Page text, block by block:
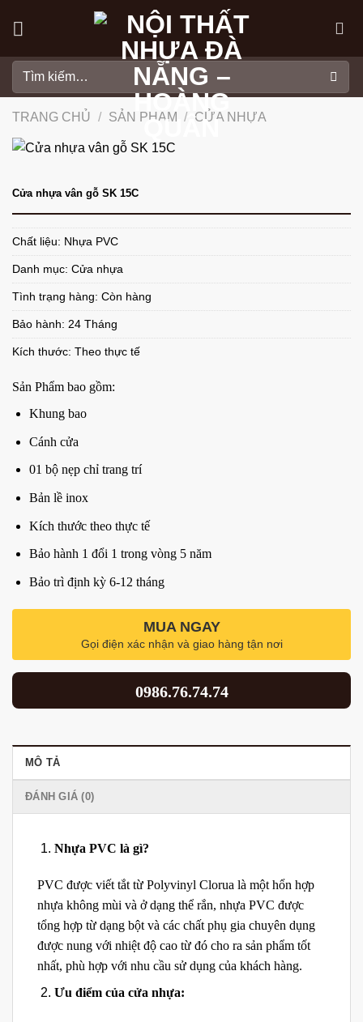
kiếm:
TRANG CHỦ / SẢN PHẨM / CỬA NHỰA
Cửa nhựa vân gỗ SK 15C
Chất liệu: Nhựa PVC
Danh mục: Cửa nhựa
Tình trạng hàng: Còn hàng
Bảo hành: 24 Tháng
Kích thước: Theo thực tế
Sản Phẩm bao gồm:
Khung bao
Cánh cửa
01 bộ nẹp chỉ trang trí
Bản lề inox
Kích thước theo thực tế
Bảo hành 1 đổi 1 trong vòng 5 năm
Bảo trì định kỳ 6-12 tháng
MUA NGAY
Gọi điện xác nhận và giao hàng tận nơi
0986.76.74.74
MÔ TẢ
ĐÁNH GIÁ (0)
Nhựa PVC là gì?
PVC được viết tắt từ Polyvinyl Clorua là một hổn hợp
nhựa không mùi và ở dạng thể rắn, nhựa PVC được
tổng hợp từ dạng bột và các chất phụ gia chuyên dụng
được nung với nhiệt độ cao từ đó cho ra sản phẩm tốt
nhất, phù hợp với nhu cầu sử dụng của khách hàng.
Ưu điểm của cửa nhựa: